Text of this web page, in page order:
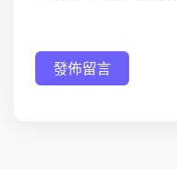
發佈留言